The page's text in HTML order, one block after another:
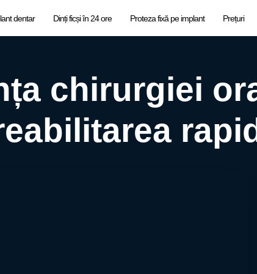
dentar Dinți ficși în 24 ore Proteza fixă pe implant Prețuri
chirurgiei